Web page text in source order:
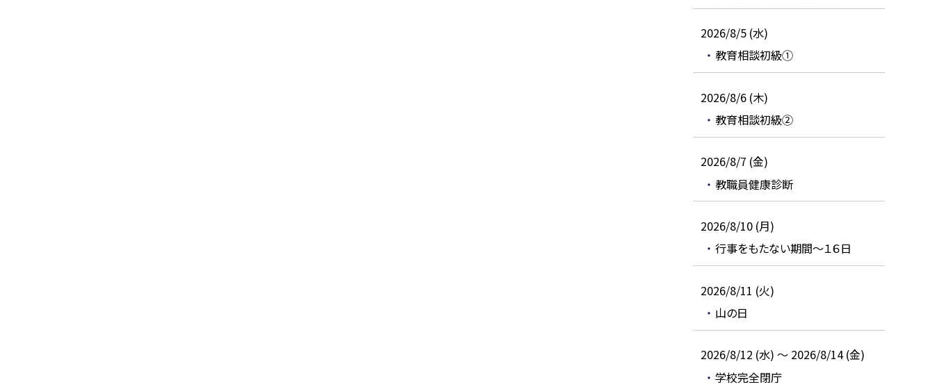
2026/8/5 (水)
教育相談初級①
2026/8/6 (木)
教育相談初級②
2026/8/7 (金)
教職員健康診断
2026/8/10 (月)
行事をもたない期間～１６日
2026/8/11 (火)
山の日
2026/8/12 (水) ～ 2026/8/14 (金)
学校完全閉庁